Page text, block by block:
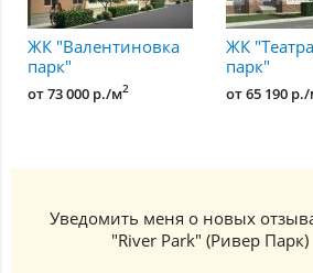
ЖК "Валентиновка
парк"
от 73 000 р./м2
ЖК
парк"
от 65 190
Уведомить меня о новых
"River Park" (Ривер Парк)